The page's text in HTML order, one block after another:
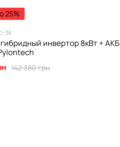
25%
36
инвертор 8кВт + АКБ
142 380 грн